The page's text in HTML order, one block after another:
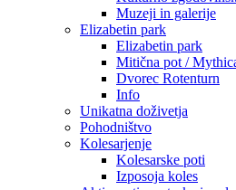
Muzeji in galerije
Elizabetin park
Elizabetin park
Mitična pot /
Dvorec Rotenturn
Info
Unikatna doživetja
Pohodništvo
Kolesarjenje
Kolesarske poti
Izposoja koles